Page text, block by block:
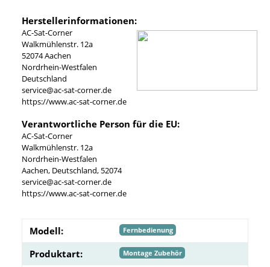
Herstellerinformationen:
AC-Sat-Corner
Walkmühlenstr. 12a
52074 Aachen
Nordrhein-Westfalen
Deutschland
service@ac-sat-corner.de
https://www.ac-sat-corner.de
Verantwortliche Person für die EU:
AC-Sat-Corner
Walkmühlenstr. 12a
Nordrhein-Westfalen
Aachen, Deutschland, 52074
service@ac-sat-corner.de
https://www.ac-sat-corner.de
Modell: Fernbedienung
Produktart: Montage Zubehör